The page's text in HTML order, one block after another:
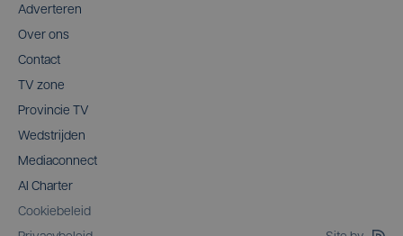
Adverteren
Over ons
Contact
TV zone
Provincie TV
Wedstrijden
Mediaconnect
AI Charter
Cookiebeleid